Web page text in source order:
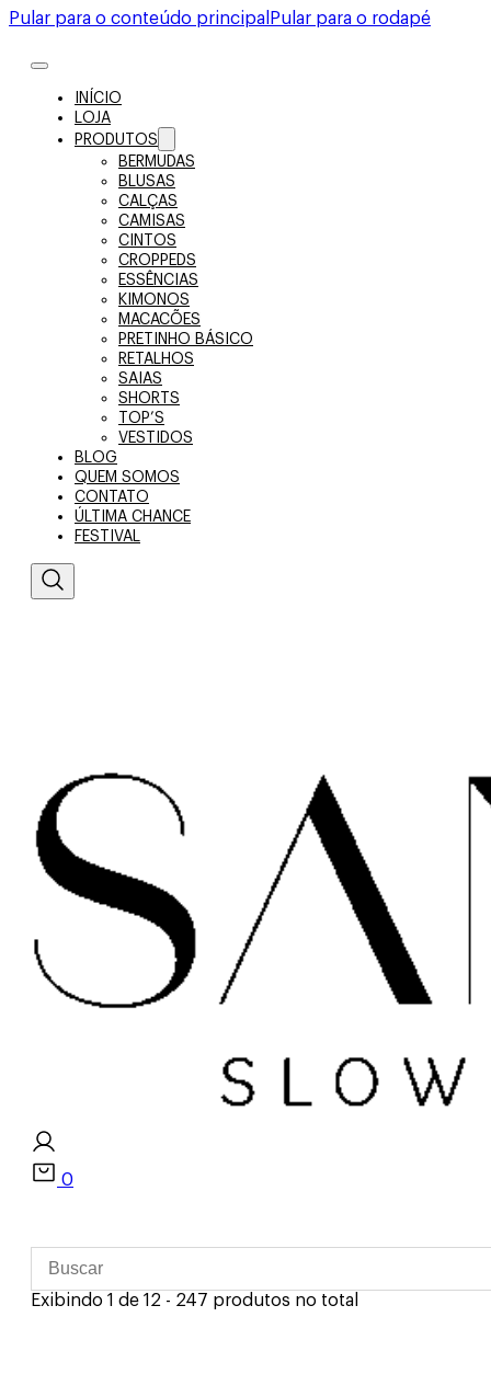
Pular para o conteúdo principal Pular para o rodapé
INÍCIO
LOJA
PRODUTOS
BERMUDAS
BLUSAS
CALÇAS
CAMISAS
CINTOS
CROPPEDS
ESSÊNCIAS
KIMONOS
MACACÕES
PRETINHO BÁSICO
RETALHOS
SAIAS
SHORTS
TOP’S
VESTIDOS
BLOG
QUEM SOMOS
CONTATO
ÚLTIMA CHANCE
FESTIVAL
0
Exibindo 1 de 12 - 247 produtos no total